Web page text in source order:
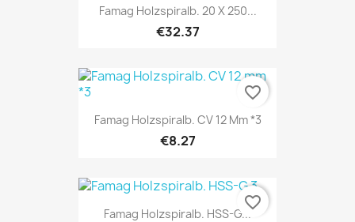
Famag Holzspiralb. 20 X 250...
€32.37
Famag Holzspiralb. CV 12 Mm *3
€8.27
favorite_border
Famag Holzspiralb. HSS-G...
favorite_border